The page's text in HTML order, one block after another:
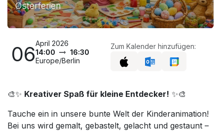
Osterferien
06April 2026
14:00
16:30
Europe/Berlin
Zum Kalender hinzufügen:
🎨✨ Kreativer Spaß für kleine Entdecker! ✨🎨
Tauche ein in unsere bunte Welt der Kinderanimation!
Bei uns wird gemalt, gebastelt, gelacht und gestaunt –